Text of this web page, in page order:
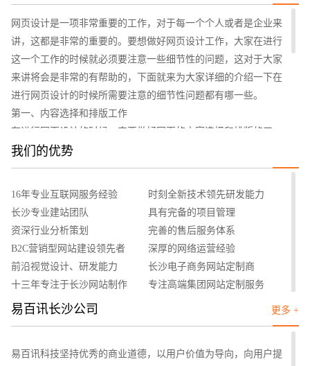
网页设计是一项非常重要的工作，对于每一个个人或者是企业来
讲，这都是非常的重要的。要想做好网页设计工作，大家在进行
这一个工作的时候就必须要注意一些细节性的问题，这对于大家
来讲将会是非常的有帮助的，下面就来为大家详细的介绍一下在
进行网页设计的时候所需要注意的细节性问题都有哪一些。
第一、内容选择和排版工作
在进行网页设计的时候一定要做好网页的内容选择和排版的工
作，这是非常重要的两个方面。其实从总体上面来讲，内容的选
择更多的可以堪称是一种运营工作，不过需要注意的一点是网站
第二、404页面
需要注意做好404页面的设计工作，这也是一个非常重要的细节
工作所在。虽然说404页面是广大的用户们最不想要看到的页面
我们的优势
16年专业互联网服务经验
长沙专业建站团队
资深行业分析策划
B2C营销型网站建设领先者
前沿视觉设计、研发能力
十三年专注于长沙网站制作
客户的满意是我们唯一的宗旨
时刻全新技术领先研发能力
具有完备的项目管理
完善的售后服务体系
深厚的网络运营经验
长沙电子商务网站定制商
专注高端集团网站定制服务
更多 +
易百讯长沙公司
易百讯科技坚持优秀的商业道德，以用户价值为导向，向用户提
您的预算 1万-3万 3万-5万 5万-8万